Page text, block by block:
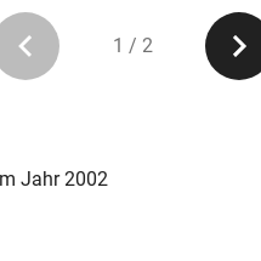
1 / 2
Jahr 2002